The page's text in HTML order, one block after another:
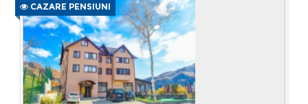
CAZARE PENSIUNI